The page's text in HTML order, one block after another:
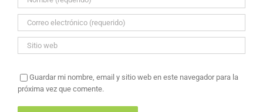
Guardar mi nombre, email y sitio web en este navegador para la
próxima vez que comente.